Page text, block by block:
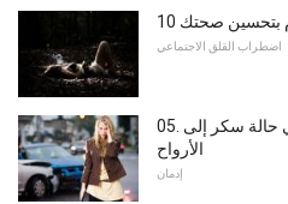
بتحسين صحتك
اضطراب القلق الاجتماعي
خفض مستوى القيادة في حالة سكر إلى .05 BAC ينقذ
الأرواح
إدمان